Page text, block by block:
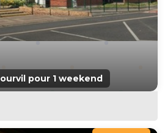
pour 1 weekend